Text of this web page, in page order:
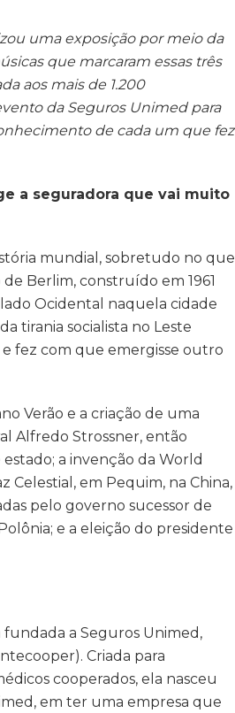
uma exposição por meio da
que marcaram essas três
aos mais de 1.200
da Seguros Unimed para
de cada um que fez
a seguradora que vai muito
mundial, sobretudo no que
Berlim, construído em 1961
Ocidental naquela cidade
tirania socialista no Leste
fez com que emergisse outro
Verão e a criação de uma
Alfredo Strossner, então
a invenção da World
Celestial, em Pequim, na China,
pelo governo sucessor de
e a eleição do presidente
fundada a Seguros Unimed,
Criada para
cooperados, ela nasceu
em ter uma empresa que